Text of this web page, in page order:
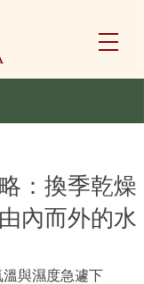
：換季乾燥
內而外的水
與濕度急遽下